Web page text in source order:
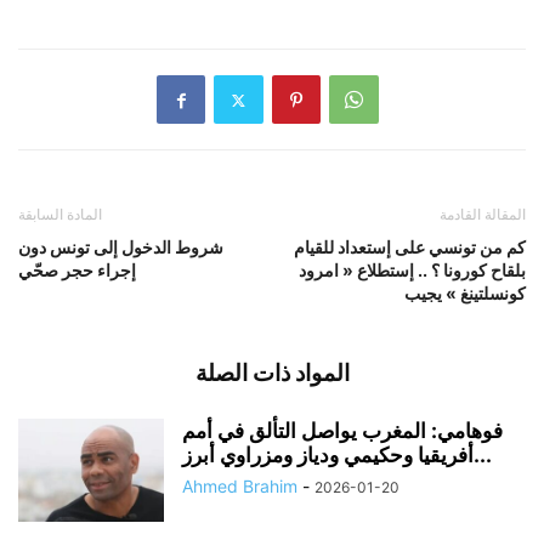
المادة السابقة
شروط الدخول إلى تونس دون
إجراء حجر صحّي
المقالة القادمة
كم من تونسي على إستعداد للقيام
بلقاح كورونا ؟ .. إستطلاع « امرود
كونسلتينغ » يجيب
المواد ذات الصلة
فوهامي: المغرب يواصل التألق في أمم
أفريقيا وحكيمي ودياز ومزراوي أبرز...
Ahmed Brahim - 2026-01-20